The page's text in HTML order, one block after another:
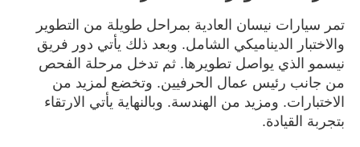
تمر سيارات نيسان العادية بمراحل طويلة من التطوير
والاختبار الديناميكي الشامل. وبعد ذلك يأتي دور فريق
نيسمو الذي يواصل تطويرها. ثم تدخل مرحلة الفحص
من جانب رئيس عمال الحرفيين. وتخضع لمزيد من
الاختبارات. ومزيد من الهندسة. وبالنهاية يأتي الارتقاء
بتجربة القيادة.